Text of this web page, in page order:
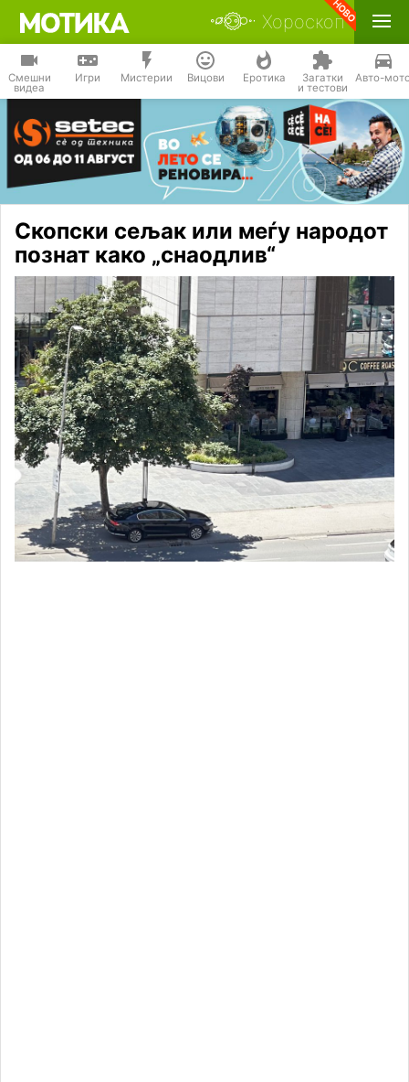
Хороскоп
Смешни
видеа
Игри Мистерии Вицови Еротика Загатки
и тестови
Авто-
Скопски сељак или меѓу народот
познат како „снаодлив“